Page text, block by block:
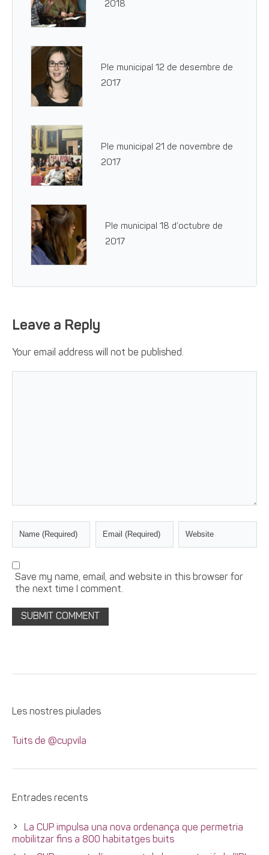
2018
Ple municipal 12 de desembre de
2017
Ple municipal 21 de novembre de
2017
Ple municipal 18 d’octubre de
2017
Leave a Reply
Your email address will not be published.
Save my name, email, and website in this browser for
the next time I comment.
Les nostres piulades
Tuits de @cupvila
Entrades recents
La CUP impulsa una nova ordenança que permetria
mobilitzar fins a 800 habitatges buits